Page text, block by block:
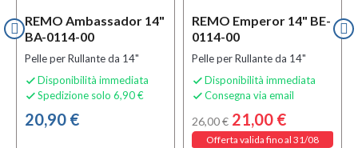
REMO Ambassador 14"
BA-0114-00
Pelle per Rullante da 14"
 Disponibilità immediata
 Spedizione solo 6,90 €
20,90 €
REMO Emperor 14" BE-
0114-00
Pelle per Rullante da 14"
 Disponibilità immediata
 Consegna via email
26,00 € 21,00 €
Offerta valida fino al 31/08